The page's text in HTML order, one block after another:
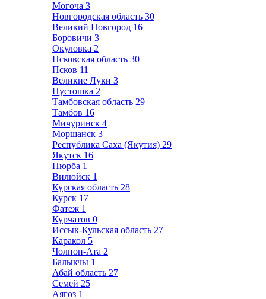
Могоча 3
Новгородская область 30
Великий Новгород 16
Боровичи 3
Окуловка 2
Псковская область 30
Псков 11
Великие Луки 3
Пустошка 2
Тамбовская область 29
Тамбов 16
Мичуринск 4
Моршанск 3
Республика Саха (Якутия) 29
Якутск 16
Нюрба 1
Вилюйск 1
Курская область 28
Курск 17
Фатеж 1
Курчатов 0
Иссык-Кульская область 27
Каракол 5
Чолпон-Ата 2
Балыкчы 1
Абай область 27
Семей 25
Аягоз 1